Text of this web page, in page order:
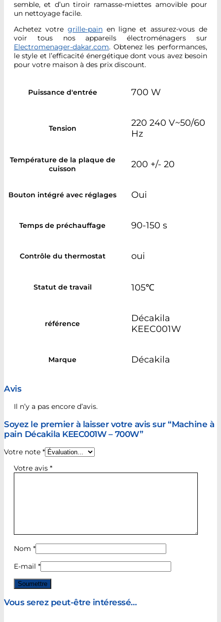
semble, et d’un tiroir ramasse-miettes amovible pour
un nettoyage facile.
Achetez votre grille-painen ligne et assurez-vous de
voir tous nos appareils électroménagers sur
Electromenager-dakar.com. Obtenez les performances,
le style et l’efficacité énergétique dont vous avez besoin
pour votre maison à des prix discount.
Puissance d'entrée 700 W
Tension
220 240 V~50/60
Hz
Température de la plaque de
cuisson
200 +/- 20
Bouton intégré avec réglages Oui
Temps de préchauffage 90-150 s
Contrôle du thermostat oui
Statut de travail 105℃
référence
Décakila
KEEC001W
Marque Décakila
Avis
Il n’y a pas encore d’avis.
Soyez le premier à laisser votre avis sur “Machine à
pain Décakila KEEC001W – 700W”
Votre note *
Votre avis *
Nom *
E-mail *
Vous serez peut-être intéressé…